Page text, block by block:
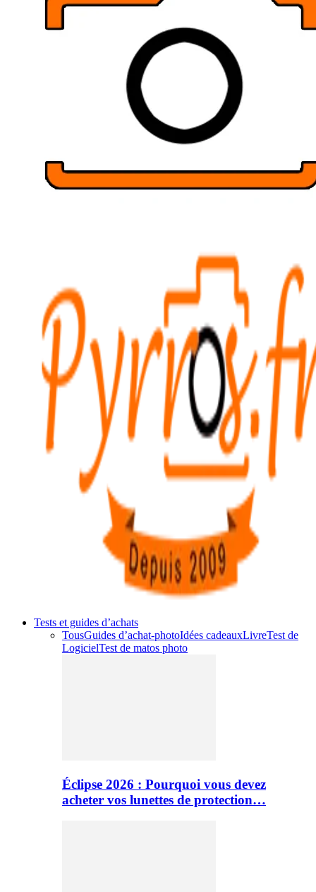
Tests et guides d’achats
TousGuides d’achat-photoIdées cadeauxLivreTest de
LogicielTest de matos photo
Éclipse 2026 : Pourquoi vous devez
acheter vos lunettes de protection…